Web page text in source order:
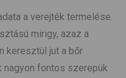
a verejték termelése.
mirigy, azaz a
keresztül jut a bőr
fontos szerepük